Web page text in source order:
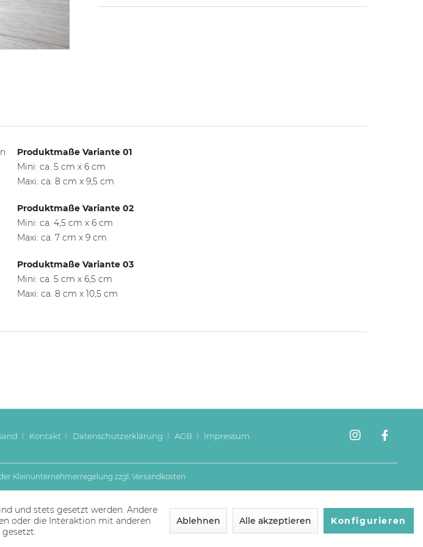
Produktmaße Variante 01
Mini: ca. 5 cm x 6 cm
Maxi: ca. 8 cm x 9,5 cm
Produktmaße Variante 02
Mini: ca. 4,5 cm x 6 cm
Maxi: ca. 7 cm x 9 cm
Produktmaße Variante 03
Mini: ca. 5 cm x 6,5 cm
Maxi: ca. 8 cm x 10,5 cm
Kontakt Datenschutzerklärung AGB Impressum
Kleinunternehmerregelung zzgl. Versandkosten
und stets gesetzt werden. Andere
oder die Interaktion mit anderen
Ablehnen Alle akzeptieren Konfigurieren